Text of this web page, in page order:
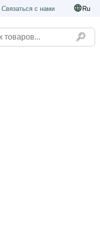
Связаться с нами Ru